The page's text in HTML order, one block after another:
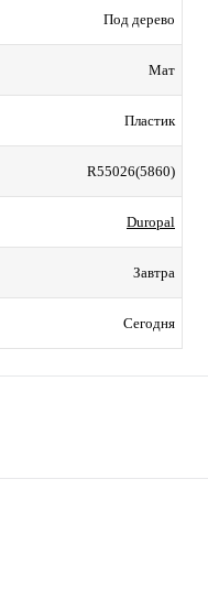
Под дерево
Мат
Пластик
R55026(5860)
Duropal
Завтра
Сегодня